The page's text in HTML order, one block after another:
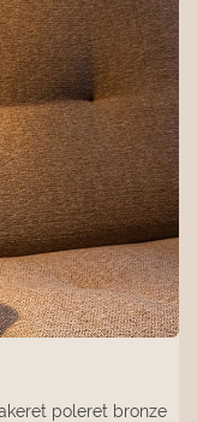
poleret bronze